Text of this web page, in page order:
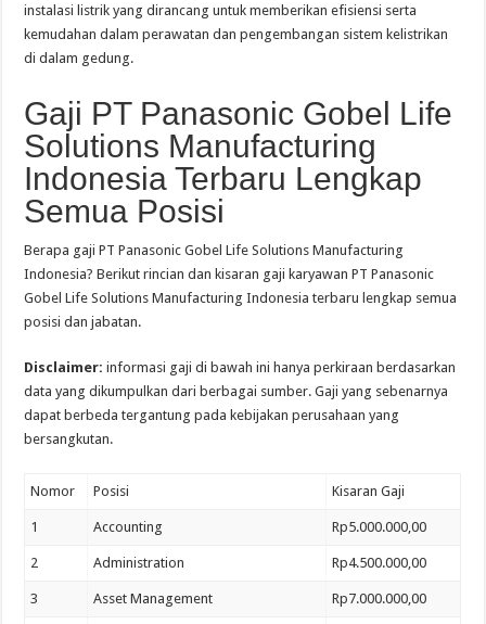
instalasi listrik yang dirancang untuk memberikan efisiensi serta
kemudahan dalam perawatan dan pengembangan sistem kelistrikan
di dalam gedung.
Gaji PT Panasonic Gobel Life
Solutions Manufacturing
Indonesia Terbaru Lengkap
Semua Posisi
Berapa gaji PT Panasonic Gobel Life Solutions Manufacturing
Indonesia? Berikut rincian dan kisaran gaji karyawan PT Panasonic
Gobel Life Solutions Manufacturing Indonesia terbaru lengkap semua
posisi dan jabatan.
Disclaimer: informasi gaji di bawah ini hanya perkiraan berdasarkan
data yang dikumpulkan dari berbagai sumber. Gaji yang sebenarnya
dapat berbeda tergantung pada kebijakan perusahaan yang
bersangkutan.
Nomor Posisi Kisaran Gaji
1 Accounting Rp5.000.000,00
2 Administration Rp4.500.000,00
3 Asset Management Rp7.000.000,00